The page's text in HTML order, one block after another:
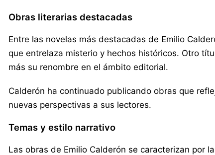
Obras literarias destacadas
Entre las novelas más destacadas de Emilio
que entrelaza misterio y hechos históricos. Otro
más su renombre en el ámbito editorial.
Calderón ha continuado publicando obras que
nuevas perspectivas a sus lectores.
Temas y estilo narrativo
Las obras de Emilio Calderón se caracterizan por